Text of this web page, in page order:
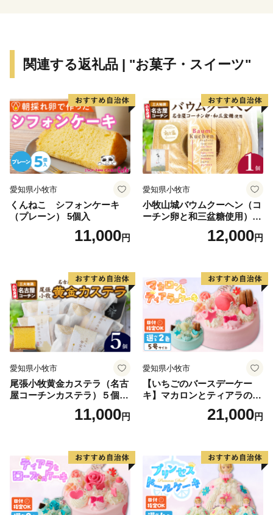
も記載されており、その風土記に登場する大人（おおひ
チーフとした「たか坊」が町のＰＲをしています。
★ABCテレビのニュース情報番組「キャスト」で「 畑
中義和商店 」” つやの玉 ”が紹介されました！
👉 『つやの玉』・『こんにゃく美肌たおる』×2ｾｯﾄ
関連する返礼品 | "お菓子・スイーツ"
愛知県小牧市
くんねこ シフォンケーキ
（プレーン） 5個入
11,000円
愛知県小牧市
小牧山城バウムクーヘン（コ
ーチン卵と和三盆糖使用）
名古屋コーチン バームクー
ヘン 和三盆 小牧銘菓 バウム
12,000円
愛知県小牧市
尾張小牧黄金カステラ（名古
屋コーチンカステラ）５個入
名古屋コーチン カステラ ザ
ラメ 常温 愛知県 小牧市 アン
11,000円
愛知県小牧市
【いちごのバースデーケー
キ】マカロンとティアラのケ
ーキ スイーツ 日時指定可 デ
ザート 洋菓子 お取り寄せ 愛
デコレーションケーキ ホー
ルケーキ
21,000円